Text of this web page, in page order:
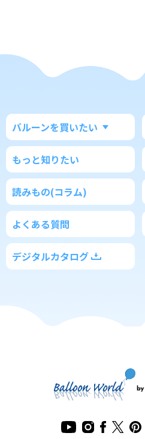
バルーンを買いたい
もっと知りたい
読みもの(コラム)
よくある質問
デジタルカタログ